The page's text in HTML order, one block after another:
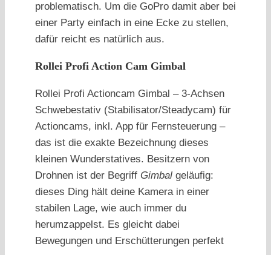
problematisch. Um die GoPro damit aber bei
einer Party einfach in eine Ecke zu stellen,
dafür reicht es natürlich aus.
Rollei Profi Action Cam Gimbal
Rollei Profi Actioncam Gimbal – 3-Achsen
Schwebestativ (Stabilisator/Steadycam) für
Actioncams, inkl. App für Fernsteuerung –
das ist die exakte Bezeichnung dieses
kleinen Wunderstatives. Besitzern von
Drohnen ist der Begriff Gimbal geläufig:
dieses Ding hält deine Kamera in einer
stabilen Lage, wie auch immer du
herumzappelst. Es gleicht dabei
Bewegungen und Erschütterungen perfekt